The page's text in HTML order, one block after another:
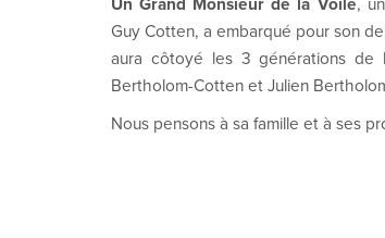
Un Grand Monsieur de la Voile,
Guy Cotten, a embarqué pour son
aura côtoyé les 3 générations de
Bertholom-Cotten et Julien
Nous pensons à sa famille et à ses